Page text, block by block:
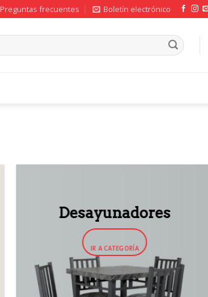
Preguntas frecuentes Boletín electrónico
Desayunadores
IR A CATEGORÍA